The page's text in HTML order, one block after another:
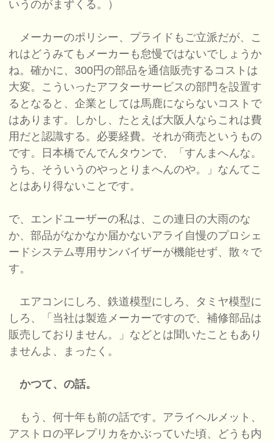
いうのがまずくる。）
メーカーのポリシー、プライドもご立派だが、こ
れはどうみてもメーカーも怠慢ではないでしょうか
ね。確かに、300円の部品を通信販売するコストは
大変。こういったアフターサービスの部門を設置す
るとなると、企業としては馬鹿にならないコストで
はあります。しかし、たとえば大阪人ならこれは費
用だと認識する。必要経費。それが商売というもの
です。日本橋でんでんタウンで、「すんまへんな。
うち、そういうのやっとりまへんのや。」なんてこ
とはあり得ないことです。
で、エンドユーザーの私は、この連日の大雨のな
か、部品がなかなか届かないアライ自慢のプロシェ
ードシステム専用サンバイザーが機能せず、散々で
す。
エアコンにしろ、鉄道模型にしろ、タミヤ模型に
しろ、「当社は製造メーカーですので、補修部品は
販売しておりません。」などとは聞いたこともあり
ませんよ、まったく。
かつて、の話。
もう、何十年も前の話です。アライヘルメット、
アストロの平レプリカをかぶっていた頃、どうも内